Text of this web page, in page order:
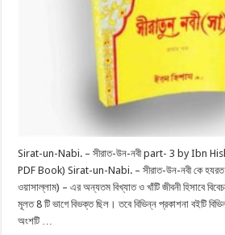
Sirat-un-Nabi. – সীরাত-উন-নবী part- 3 by Ibn
PDF Book) Sirat-un-Nabi. – সীরাত-উন-নবী কে হযরত
ওয়াসাল্লাম) – এর অন্যতম বিখ্যাত ও খাঁটি জীবনী হিসাবে
মূলত 8 টি ভাগে বিভক্ত ছিল। তবে বিভিন্ন প্রকাশনা বইটি
অংশটি …